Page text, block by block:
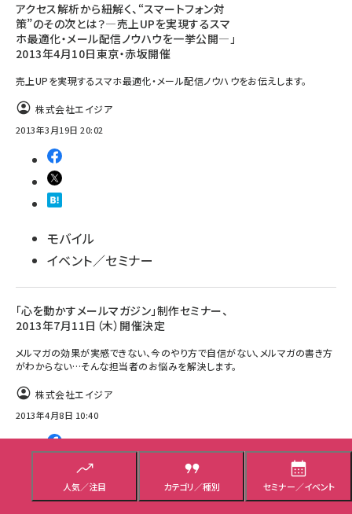
人気／注目 カテゴリ／種別 セミナー／イベント
アクセス解析から紐解く、“スマートフォン対
策”のその次とは？―売上UPを実現するスマ
ホ最適化・メール配信ノウハウを一挙公開―」
2013年4月10日東京・赤坂開催
売上UPを実現するスマホ最適化・メール配信ノウハウをお伝えします。
株式会社エイジア
2013年3月19日 20:02
モバイル
イベント／セミナー
「心を動かすメールマガジン」制作セミナー、
2013年7月11日（木）開催決定
メルマガの効果が実感できない、今のやり方で自信がない、メルマガの書き方
がわからない…そんな担当者のお悩みを解決します。
株式会社エイジア
2013年4月8日 10:40